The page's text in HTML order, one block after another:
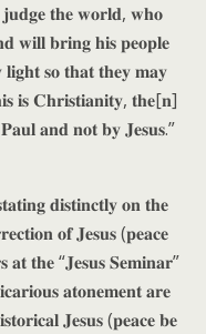
𝐣𝐮𝐝𝐠𝐞 𝐭𝐡𝐞 𝐰𝐨𝐫𝐥𝐝, 𝐰𝐡𝐨
𝐰𝐢𝐥𝐥 𝐛𝐫𝐢𝐧𝐠 𝐡𝐢𝐬 𝐩𝐞𝐨𝐩𝐥𝐞
𝐬𝐨 𝐭𝐡𝐚𝐭 𝐭𝐡𝐞𝐲 𝐦𝐚𝐲
𝐢𝐬 𝐂𝐡𝐫𝐢𝐬𝐭𝐢𝐚𝐧𝐢𝐭𝐲, 𝐭𝐡𝐞[𝐧]
𝐚𝐧𝐝 𝐧𝐨𝐭 𝐛𝐲 𝐉𝐞𝐬𝐮𝐬.”
𝐝𝐢𝐬𝐭𝐢𝐧𝐜𝐭𝐥𝐲 𝐨𝐧 𝐭𝐡𝐞
𝐨𝐟 𝐉𝐞𝐬𝐮𝐬 (𝐩𝐞𝐚𝐜𝐞
𝐭𝐡𝐞 “𝐉𝐞𝐬𝐮𝐬 𝐒𝐞𝐦𝐢𝐧𝐚𝐫”
𝐚𝐭𝐨𝐧𝐞𝐦𝐞𝐧𝐭 𝐚𝐫𝐞
𝐉𝐞𝐬𝐮𝐬 (𝐩𝐞𝐚𝐜𝐞 𝐛𝐞